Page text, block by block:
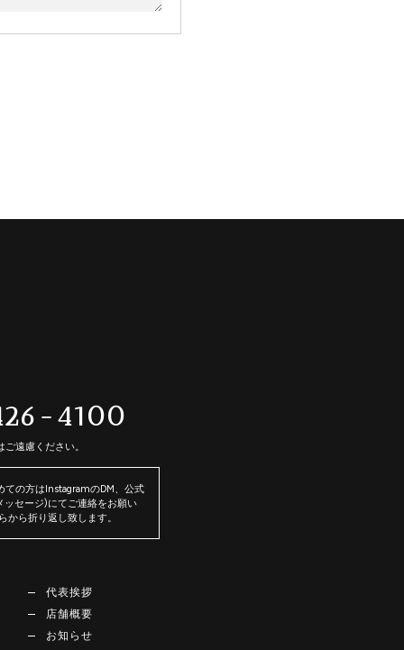
4100
遠慮ください。
ての方はInstagramのDM、公式
セージ)にてご連絡をお願い
から折り返し致します。
代表挨拶
店舗概要
お知らせ